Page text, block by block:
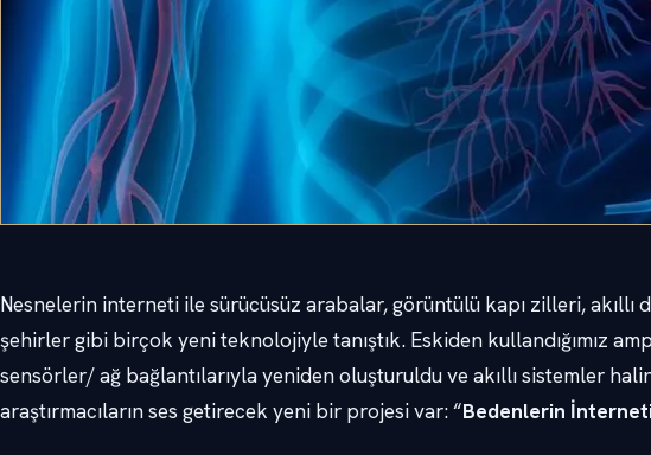
Nesnelerin interneti ile sürücüsüz arabalar, görüntülü kapı zilleri, akıllı
şehirler gibi birçok yeni teknolojiyle tanıştık. Eskiden kullandığımız
sensörler/ ağ bağlantılarıyla yeniden oluşturuldu ve akıllı sistemler
araştırmacıların ses getirecek yeni bir projesi var: “Bedenlerin